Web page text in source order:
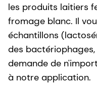
les produits laitiers
fromage blanc. Il
échantillons
des
demande de
à notre application.